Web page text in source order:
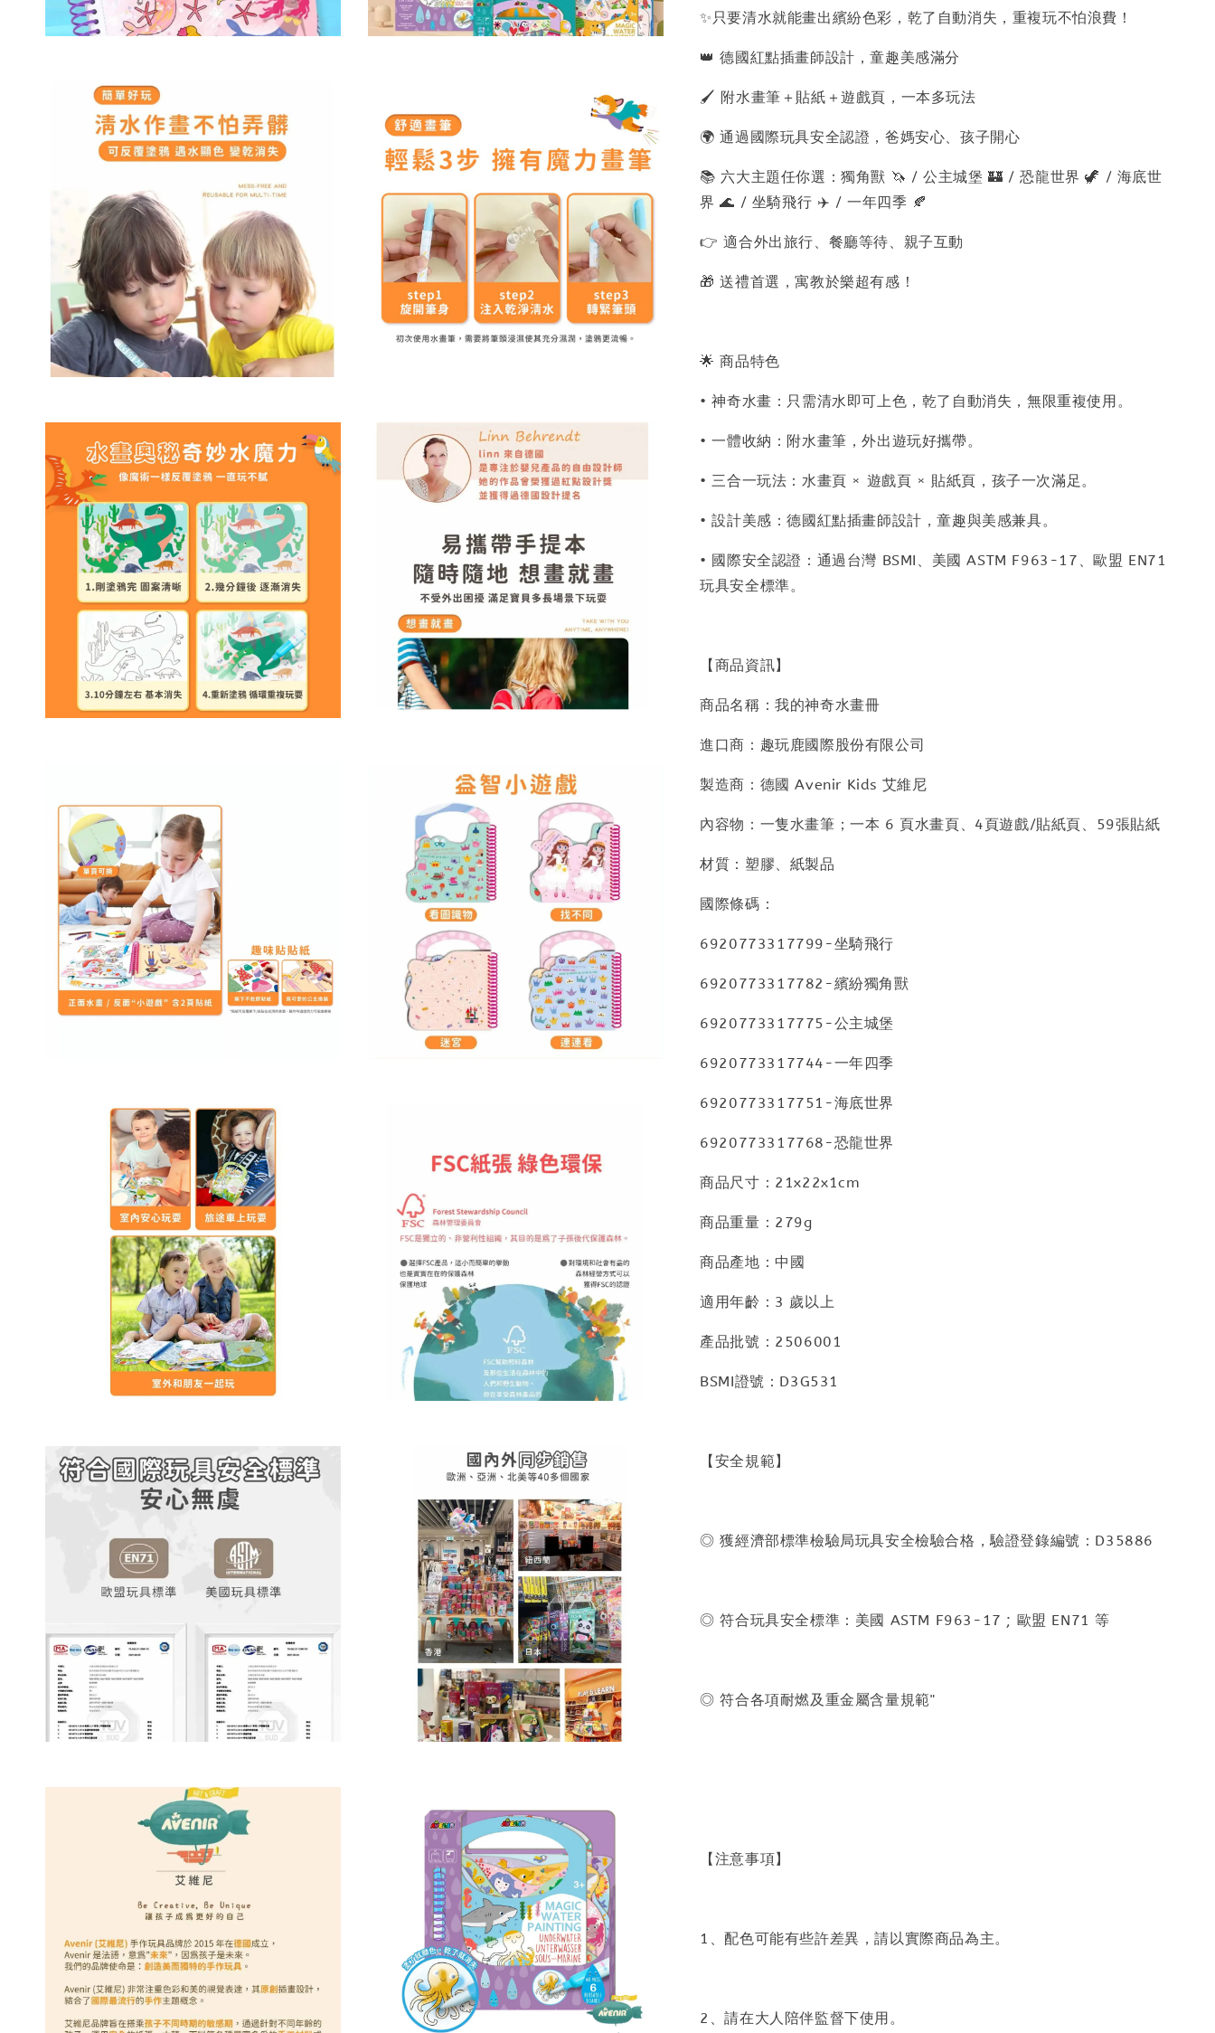
✨只要清水就能畫出繽紛色彩，乾了自動消失，重複玩不怕浪費！
👑 德國紅點插畫師設計，童趣美感滿分
🖌️ 附水畫筆＋貼紙＋遊戲頁，一本多玩法
🌍 通過國際玩具安全認證，爸媽安心、孩子開心
📚 六大主題任你選：獨角獸 🦄 / 公主城堡 🏰 / 恐龍世界 🦖 / 海底世
界 🌊 / 坐騎飛行 ✈️ / 一年四季 🍂
👉 適合外出旅行、餐廳等待、親子互動
🎁 送禮首選，寓教於樂超有感！
🌟 商品特色
• 神奇水畫：只需清水即可上色，乾了自動消失，無限重複使用。
• 一體收納：附水畫筆，外出遊玩好攜帶。
• 三合一玩法：水畫頁 × 遊戲頁 × 貼紙頁，孩子一次滿足。
• 設計美感：德國紅點插畫師設計，童趣與美感兼具。
• 國際安全認證：通過台灣 BSMI、美國 ASTM F963-17、歐盟 EN71
玩具安全標準。
【商品資訊】
商品名稱：我的神奇水畫冊
進口商：趣玩鹿國際股份有限公司
製造商：德國 Avenir Kids 艾維尼
內容物：一隻水畫筆；一本 6 頁水畫頁、4頁遊戲/貼紙頁、59張貼紙
材質：塑膠、紙製品
國際條碼：
6920773317799-坐騎飛行
6920773317782-繽紛獨角獸
6920773317775-公主城堡
6920773317744-一年四季
6920773317751-海底世界
6920773317768-恐龍世界
商品尺寸：21x22x1cm
商品重量：279g
商品產地：中國
適用年齡：3 歲以上
產品批號：2506001
BSMI證號：D3G531
【安全規範】
◎ 獲經濟部標準檢驗局玩具安全檢驗合格，驗證登錄編號：D35886
◎ 符合玩具安全標準：美國 ASTM F963-17 ; 歐盟 EN71 等
◎ 符合各項耐燃及重金屬含量規範"
【注意事項】
1、配色可能有些許差異，請以實際商品為主。
2、請在大人陪伴監督下使用。